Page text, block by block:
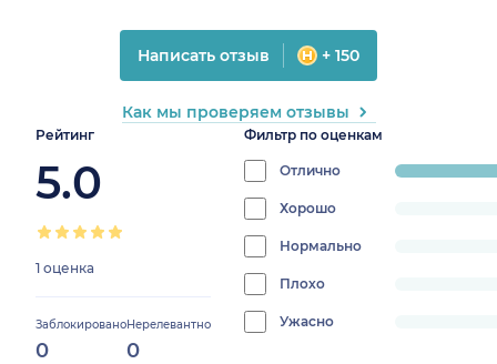
Рейтинг
5.0
1 оценка
Заблокировано
0
Нерелевантно
0
Фильтр по оценкам
Отлично
progress:
Хорошо
0%
Нормально
0%
Плохо
0%
Ужасно
progress:
Написать отзыв + 150
Как мы проверяем отзывы